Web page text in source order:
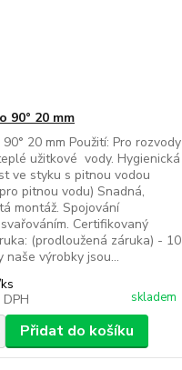
90° 20 mm
90° 20 mm Použití: Pro rozvody
užitkové vody. Hygienická
ve styku s pitnou vodou
pitnou vodu) Snadná,
montáž. Spojování
Certifikovaný
(prodloužená záruka) - 10
naše výrobky jsou...
ks
skladem
Přidat do košíku